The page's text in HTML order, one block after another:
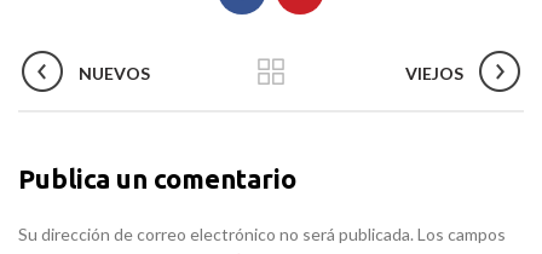
NUEVOS VIEJOS
Publica un comentario
Su dirección de correo electrónico no será publicada. Los campos